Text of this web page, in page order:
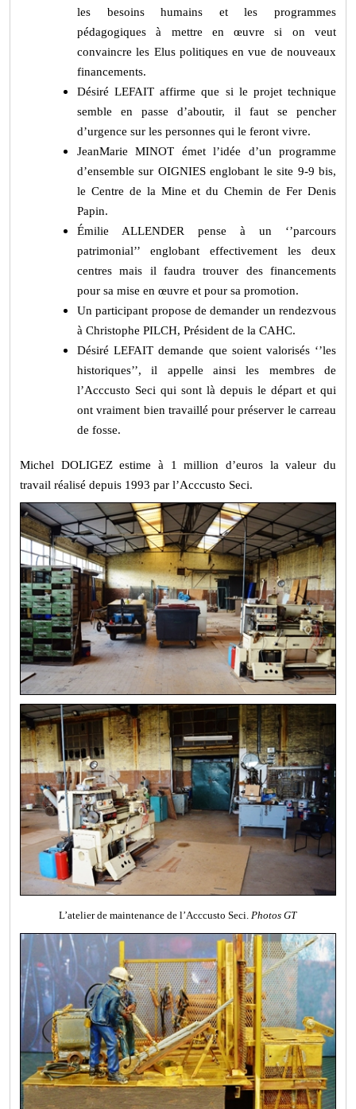
les besoins humains et les programmes
pédagogiques à mettre en œuvre si on veut
convaincre les Elus politiques en vue de nouveaux
financements.
Désiré LEFAIT affirme que si le projet technique
semble en passe d’aboutir, il faut se pencher
d’urgence sur les personnes qui le feront vivre.
JeanMarie MINOT émet l’idée d’un programme
d’ensemble sur OIGNIES englobant le site 9-9 bis,
le Centre de la Mine et du Chemin de Fer Denis
Papin.
Émilie ALLENDER pense à un ‘’parcours
patrimonial’’ englobant effectivement les deux
centres mais il faudra trouver des financements
pour sa mise en œuvre et pour sa promotion.
Un participant propose de demander un rendezvous
à Christophe PILCH, Président de la CAHC.
Désiré LEFAIT demande que soient valorisés ‘’les
historiques’’, il appelle ainsi les membres de
l’Acccusto Seci qui sont là depuis le départ et qui
ont vraiment bien travaillé pour préserver le carreau
de fosse.
Michel DOLIGEZ estime à 1 million d’euros la valeur du
travail réalisé depuis 1993 par l’Acccusto Seci.
L’atelier de maintenance de l’Acccusto Seci. Photos GT